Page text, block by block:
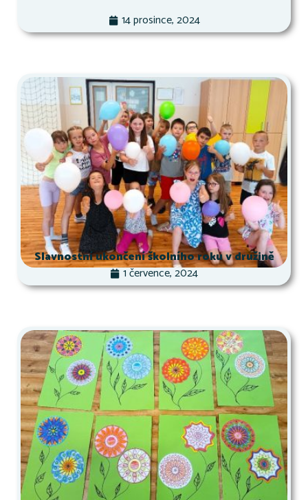
14 prosince, 2024
Slavnostní ukončení školního roku v družině
1 července, 2024